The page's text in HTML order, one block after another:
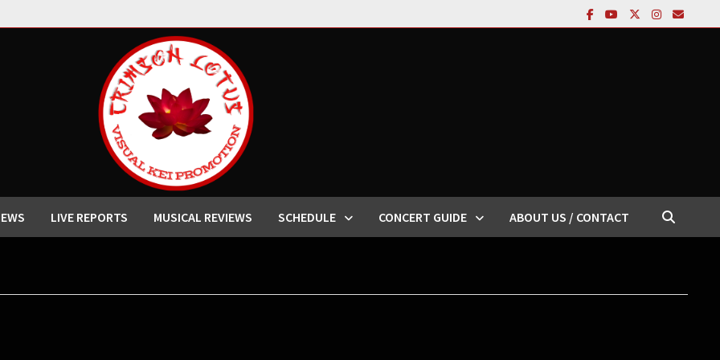
LIVE REPORTS MUSICAL REVIEWS SCHEDULE CONCERT GUIDE ABOUT US / CONTACT